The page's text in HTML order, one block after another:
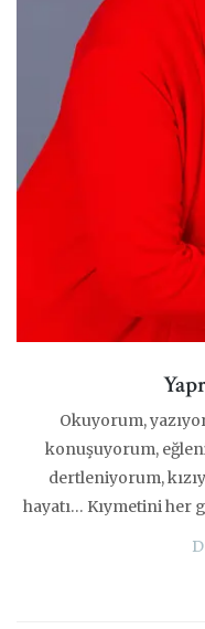
Okuyorum,
konuşuyorum,
dertleniyorum,
hayatı… Kıymetini her